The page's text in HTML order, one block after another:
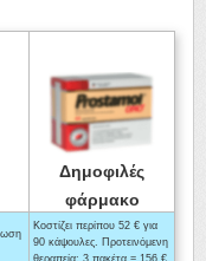
Δημοφιλές
φάρμακο
Κοστίζει περίπου 52 € για
90 κάψουλες. Προτεινόμενη
θεραπεία: 3 πακέτα = 156 €